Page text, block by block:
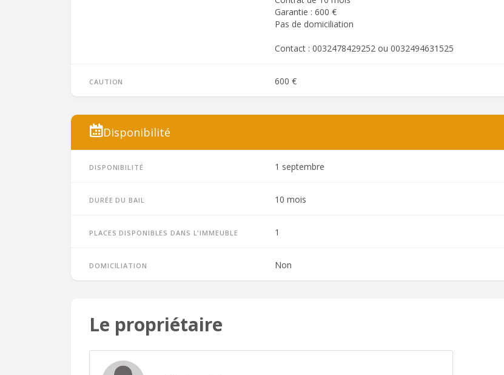
Garantie : 600 €
Pas de domiciliation
Contact : 0032478429252 ou 0032494631525
Caution 600 €
Disponibilité
Disponibilité 1 septembre
Durée du bail 10 mois
Places disponibles dans l'immeuble 1
Domiciliation Non
Le propriétaire